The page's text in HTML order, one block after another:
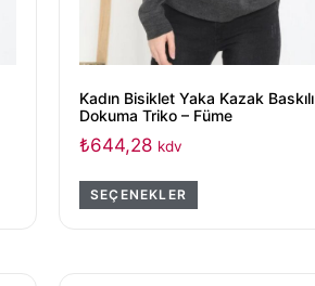
Kadın Bisiklet Yaka Kazak Baskılı
Dokuma Triko – Füme
₺644,28 kdv
SEÇENEKLER